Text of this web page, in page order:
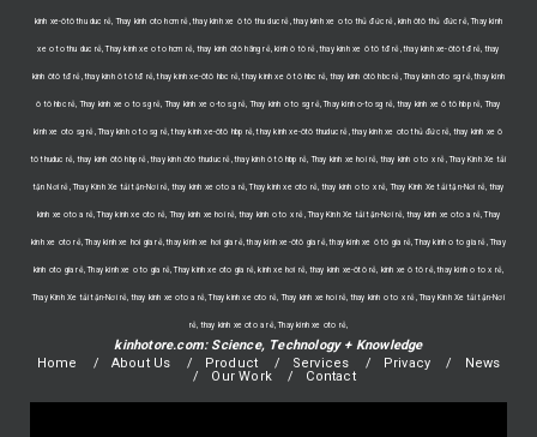
kính xe-ôtô thu duc rẻ, Thay kinh oto hcm rẻ, thay kính xe ô tô thu duc rẻ, thay kính xe o to thủ đức rẻ, kính ôtô thủ đức rẻ, Thay kinh
xe o to thu duc rẻ, Thay kinh xe o to hcm rẻ, thay kính ôtô hãng rẻ, kính ô tô rẻ, thay kính xe ô tô tđ rẻ, thay kính xe-ôtô tđ rẻ, thay
kính ôtô tđ rẻ, thay kính ô tô tđ rẻ, thay kính xe-ôtô hbc rẻ, thay kính xe ô tô hbc rẻ, thay kính ôtô hbc rẻ, Thay kinh oto sg rẻ, thay kính
ô tô hbc rẻ, Thay kinh xe o to sg rẻ, Thay kinh xe o-to sg rẻ, Thay kinh o to sg rẻ, Thay kinh o-to sg rẻ, thay kính xe ô tô hbp rẻ, Thay
kinh xe oto sg rẻ, Thay kinh o to sg rẻ, thay kính xe-ôtô hbp rẻ, thay kính xe-ôtô thuduc rẻ, thay kính xe oto thủ đức rẻ, thay kính xe ô
tô thuduc rẻ, thay kính ôtô hbp rẻ, thay kính ôtô thuduc rẻ, thay kính ô tô hbp rẻ, Thay kinh xe hoi rẻ, thay kinh o to x rẻ, Thay Kính Xe tải
tận Nơi rẻ, Thay Kính Xe tải tận-Nơi rẻ, thay kinh xe oto a rẻ, Thay kinh xe oto rẻ, thay kinh o to x rẻ, Thay Kính Xe tải tận-Nơi rẻ, thay
kinh xe oto a rẻ, Thay kinh xe oto rẻ, Thay kinh xe hoi rẻ, thay kinh o to x rẻ, Thay Kính Xe tải tận-Nơi rẻ, thay kinh xe oto a rẻ, Thay
kinh xe oto rẻ, Thay kinh xe hoi gia rẻ, thay kính xe hơi gia rẻ, thay kính xe-ôtô gia rẻ, thay kính xe ô tô gia rẻ, Thay kinh o to gia rẻ, Thay
kinh oto gia rẻ, Thay kinh xe o to gia rẻ, Thay kinh xe oto gia rẻ, kính xe hơi rẻ, thay kính xe-ôtô rẻ, kính xe ô tô rẻ, thay kinh o to x rẻ,
Thay Kính Xe tải tận-Nơi rẻ, thay kinh xe oto a rẻ, Thay kinh xe oto rẻ, Thay kinh xe hoi rẻ, thay kinh o to x rẻ, Thay Kính Xe tải tận-Nơi
rẻ, thay kinh xe oto a rẻ, Thay kinh xe oto rẻ,
kinhotore.com: Science, Technology + Knowledge
Home
About Us Product Services Privacy
News
Our Work
Contact